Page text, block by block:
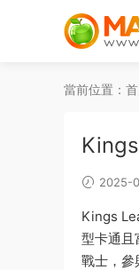
當前位置：
2025-
Kings
型卡通且
戰士，參